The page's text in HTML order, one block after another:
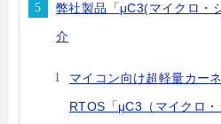
弊社製品「μC3(マイクロ・
介
マイコン向け超軽量カー
RTOS「μC3（マイクロ